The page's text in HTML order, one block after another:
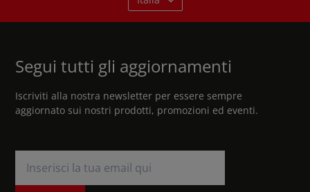
Segui tutti gli aggiornamenti
Iscriviti alla nostra newsletter per essere sempre
aggiornato sui nostri prodotti, promozioni ed eventi.